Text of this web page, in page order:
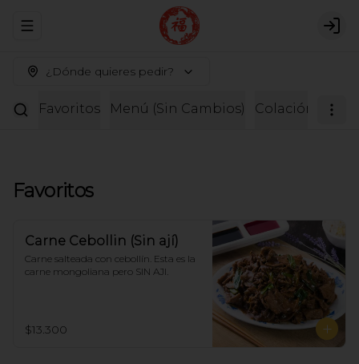
Abrir menu de navegación
¿Dónde quieres pedir?
Favoritos Menú (Sin Cambios) Colación
Favoritos
Carne Cebollin (Sin ají)
Carne salteada con cebollín. Esta es la
carne mongoliana pero SIN AJI.
$13.300